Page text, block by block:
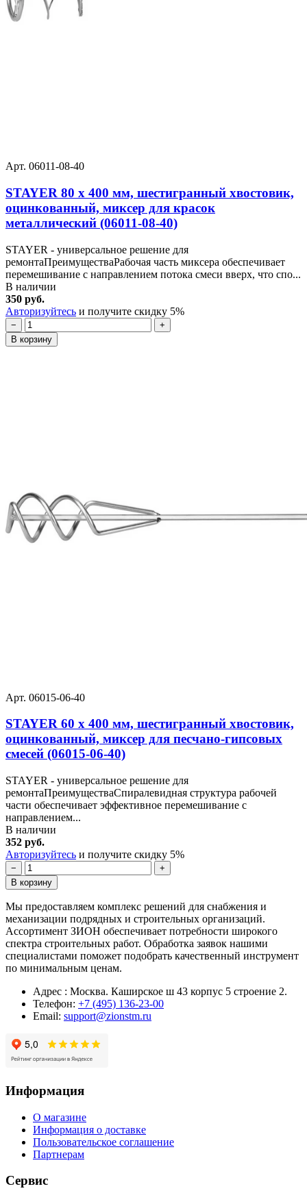
Арт. 06011-08-40
STAYER 80 х 400 мм, шестигранный хвостовик,
оцинкованный, миксер для красок
металлический (06011-08-40)
STAYER - универсальное решение для
ремонтаПреимуществаРабочая часть миксера обеспечивает
перемешивание с направлением потока смеси вверх, что спо...
В наличии
350 руб.
Авторизуйтесь и получите скидку 5%
−
+
В корзину
Арт. 06015-06-40
STAYER 60 х 400 мм, шестигранный хвостовик,
оцинкованный, миксер для песчано-гипсовых
смесей (06015-06-40)
STAYER - универсальное решение для
ремонтаПреимуществаСпиралевидная структура рабочей
части обеспечивает эффективное перемешивание с
направлением...
В наличии
352 руб.
Авторизуйтесь и получите скидку 5%
−
+
В корзину
Мы предоставляем комплекс решений для снабжения и
механизации подрядных и строительных организаций.
Ассортимент ЗИОН обеспечивает потребности широкого
спектра строительных работ. Обработка заявок нашими
специалистами поможет подобрать качественный инструмент
по минимальным ценам.
Адрес : Москва. Каширское ш 43 корпус 5 строение 2.
Телефон: +7 (495) 136-23-00
Email: support@zionstm.ru
Информация
О магазине
Информация о доставке
Пользовательское соглашение
Партнерам
Сервис